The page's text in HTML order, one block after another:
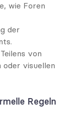
wie Foren
der
von
oder visuellen
Regeln